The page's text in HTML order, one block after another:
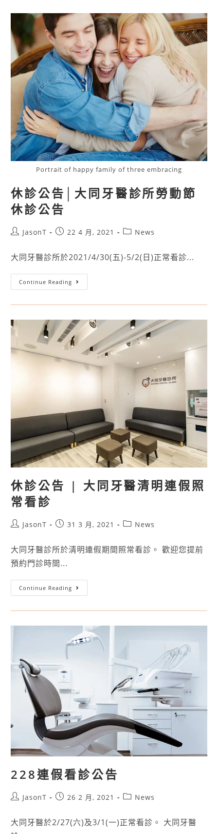
Portrait of happy family of three embracing
休診公告│大同牙醫診所勞動節
休診公告
JasonT 22 4 月, 2021 News
大同牙醫診所於2021/4/30(五)-5/2(日)正常看診...
Continue Reading
休診公告 | 大同牙醫清明連假照
常看診
JasonT 31 3 月, 2021 News
大同牙醫診所於清明連假期間照常看診。 歡迎您提前
預約門診時間...
Continue Reading
228連假看診公告
JasonT 26 2 月, 2021 News
大同牙醫於2/27(六)及3/1(一)正常看診。 大同牙醫